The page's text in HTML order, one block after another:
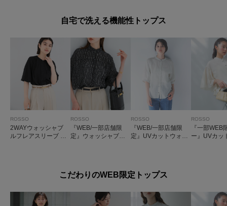
自宅で洗える機能性トップス
ROSSO
2WAYウォッシャブ
ルフレアスリーブ ブ
ROSSO
『WEB/一部店舗限
定』ウォッシャブル
ROSSO
『WEB/一部店舗限
定』UVカットウォッ
ROSSO
『一部WEB
ー』UVカッ
こだわりのWEB限定トップス